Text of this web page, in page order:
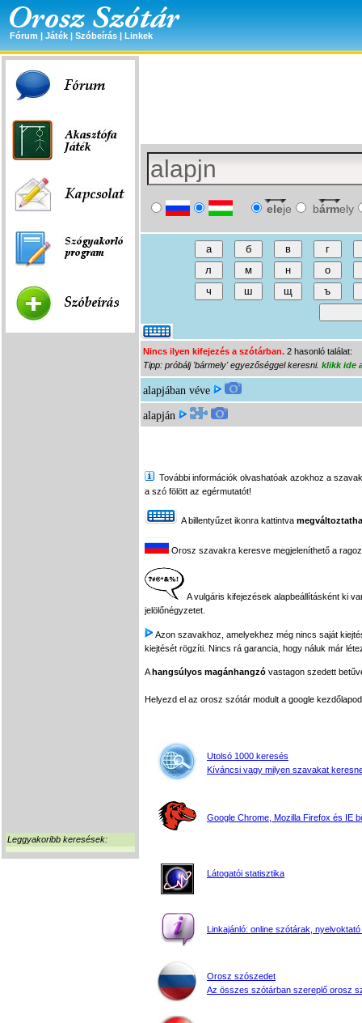
Fórum | Játék | Szóbeírás | Linkek
Leggyakoribb keresések:
eleje bármely
Nincs ilyen kifejezés a szótárban. 2 hasonló találat:
Tipp: próbálj 'bármely' egyezőséggel keresni. klikk ide
alapjában véve
alapján
További információk olvashatóak azokhoz a
a szó fölött az egérmutatót!
A billentyűzet ikonra kattintva
Orosz szavakra keresve megjeleníthető a
A vulgáris kifejezések alapbeállításként ki
jelölőnégyzetet.
Azon szavakhoz, amelyekhez még nincs saját
kiejtését rögzíti. Nincs rá garancia, hogy náluk már
Ahangsúlyos magánhangzó vastagon szedett
Helyezd el az orosz szótár modult a google
Utolsó 1000 keresés
Kíváncsi vagy milyen szavakat
Google Chrome, Mozilla Firefox és IE
Látogatói statisztika
Linkajánló: online szótárak, nyelvoktató
Orosz szószedet
Az összes szótárban szereplő orosz